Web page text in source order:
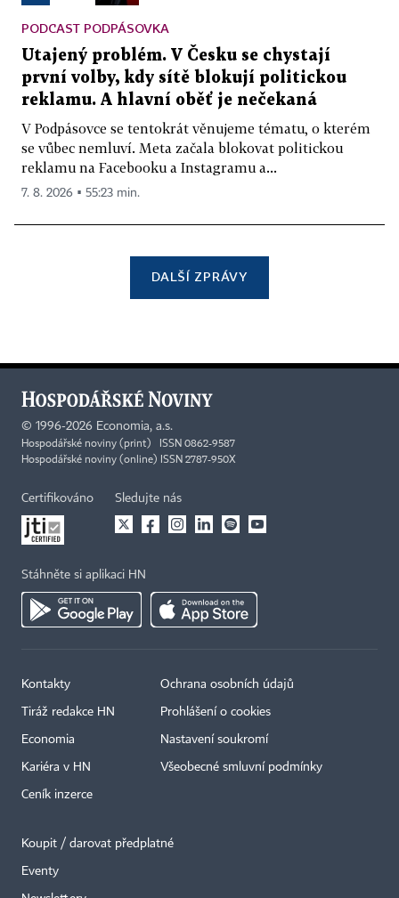
PODCAST PODPÁSOVKA
Utajený problém. V Česku se chystají
první volby, kdy sítě blokují politickou
reklamu. A hlavní oběť je nečekaná
V Podpásovce se tentokrát věnujeme tématu, o kterém
se vůbec nemluví. Meta začala blokovat politickou
reklamu na Facebooku a Instagramu a...
7. 8. 2026 ▪ 55:23 min.
DALŠÍ ZPRÁVY
© 1996-2026 Economia, a.s.
Hospodářské noviny (print) ISSN 0862-9587
Hospodářské noviny (online) ISSN 2787-950X
Certifikováno Sledujte nás
Stáhněte si aplikaci HN
Kontakty
Tiráž redakce HN
Economia
Kariéra v HN
Ceník inzerce
Ochrana osobních údajů
Prohlášení o cookies
Nastavení soukromí
Všeobecné smluvní podmínky
Koupit / darovat předplatné
Eventy